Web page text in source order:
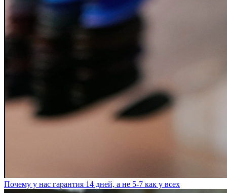
Почему у нас гарантия 14 дней, а не 5-7 как у всех